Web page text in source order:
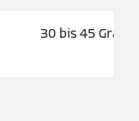
30 bis 45 Grad